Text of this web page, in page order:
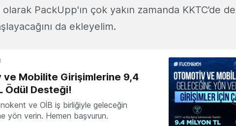
PackUpp'ın çok yakın zamanda KKTC’de
da ekleyelim.
ve Mobilite Girişimlerine 9,4
Ödül Desteği!
ve OİB iş birliğiyle geleceğin
yön verin. Hemen başvurun.